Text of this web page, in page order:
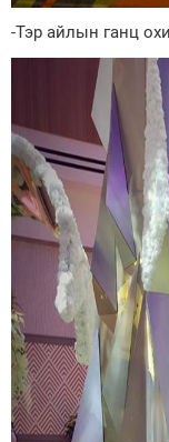
-Тэр айлын ганц